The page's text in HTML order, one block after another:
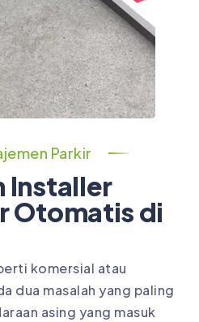
Parkir
Installer
Otomatis di
komersial atau
dua masalah yang paling
asing yang masuk